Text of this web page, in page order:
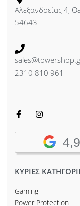
Αλεξανδρείας 4,
54643
2310 810 961
4,9
ΚΥΡΙΕΣ
Gaming
Power Protection